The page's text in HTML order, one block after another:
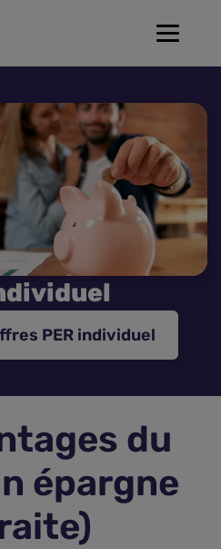
Toggle
PER individuel
du
épargne